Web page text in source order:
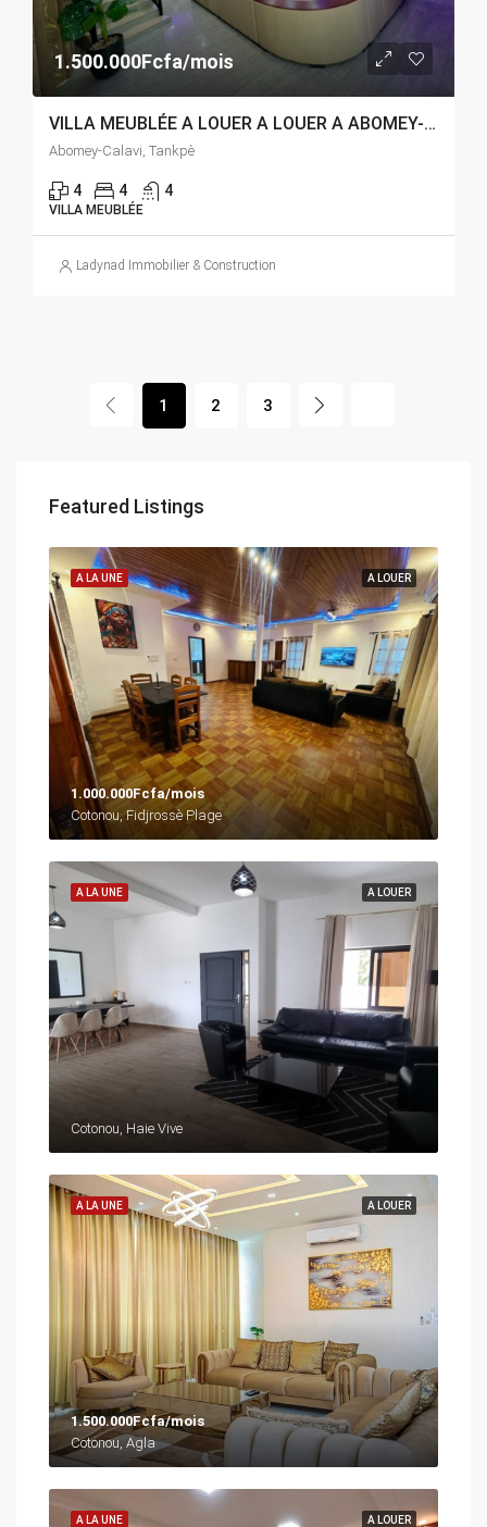
1.500.000Fcfa/mois
VILLA MEUBLÉE A LOUER A LOUER A ABOMEY-CALAVI TANKPE
Abomey-Calavi, Tankpè
4 4 4
VILLA MEUBLÉE
Ladynad Immobilier & Construction
1 2 3
Featured Listings
A LOUER
A LA UNE
1.000.000Fcfa/mois
Cotonou, Fidjrossè Plage
A LOUER
A LA UNE
Cotonou, Haie Vive
A LOUER
A LA UNE
1.500.000Fcfa/mois
Cotonou, Agla
A LOUER
A LA UNE